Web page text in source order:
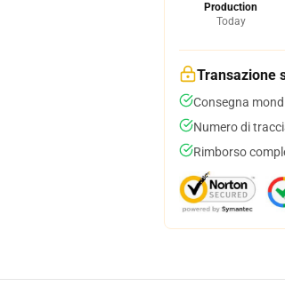
Production
Today
Transazione
Consegna
Numero di
Rimborso